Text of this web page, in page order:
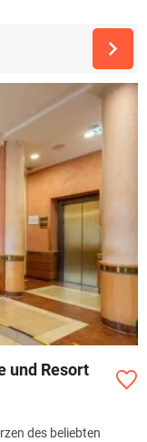
und Resort
des beliebten